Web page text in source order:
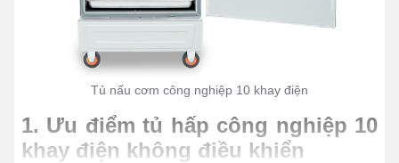
Tủ nấu cơm công nghiệp 10 khay điện
1. Ưu điểm tủ hấp công nghiệp 10
khay điện không điều khiển